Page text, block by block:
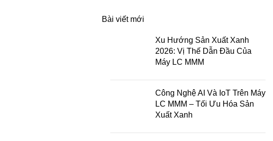
Bài viết mới
Xu Hướng Sản Xuất Xanh
2026: Vị Thế Dẫn Đầu Của
Máy LC MMM
Công Nghệ AI Và IoT Trên Máy
LC MMM – Tối Ưu Hóa Sản
Xuất Xanh